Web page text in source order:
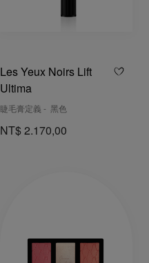
Les Yeux Noirs Lift
Ultima
睫毛膏定義 - 黑色
NT$ 2.170,00